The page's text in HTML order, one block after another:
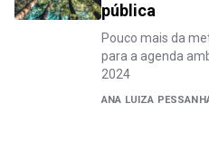
pública
Pouco mais da
para a agenda
2024
ANA LUIZA